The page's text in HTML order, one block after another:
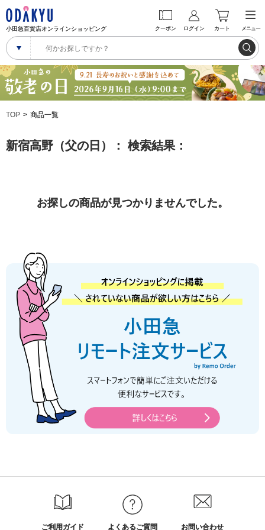
小田急百貨店オンラインショッピング クーポン ログイン カート メニュー
TOP 商品一覧
新宿高野（父の日）： 検索結果：
お探しの商品が見つかりませんでした。
ご利用ガイド よくあるご質問 お問い合わせ